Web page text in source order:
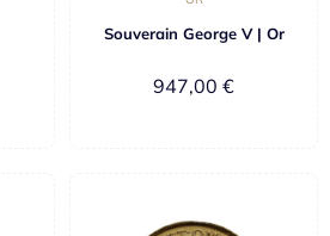
Souverain George V | Or
947,00 €